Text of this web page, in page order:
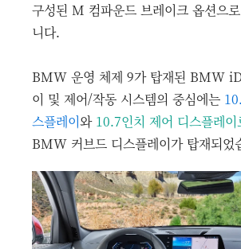
구성된 M 컴파운드 브레이크 옵션으
니다.
BMW 운영 체제 9가 탑재된 BMW
이 및 제어/작동 시스템의 중심에는
스플레이와 10.7인치 제어 디스플레이
BMW 커브드 디스플레이가 탑재되었